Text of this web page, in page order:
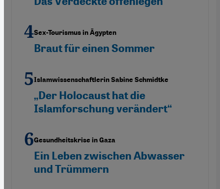
Sex-Tourismus in Ägypten
Braut für einen Sommer
Islamwissenschaftlerin Sabine Schmidtke
„Der Holocaust hat die
Islamforschung verändert“
Gesundheitskrise in Gaza
Ein Leben zwischen Abwasser
und Trümmern